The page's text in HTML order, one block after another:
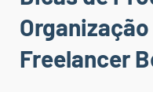
Freelancer